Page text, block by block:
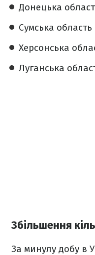
Донецька
Сумська область
Херсонська
Луганська
Збільшення
За минулу добу в